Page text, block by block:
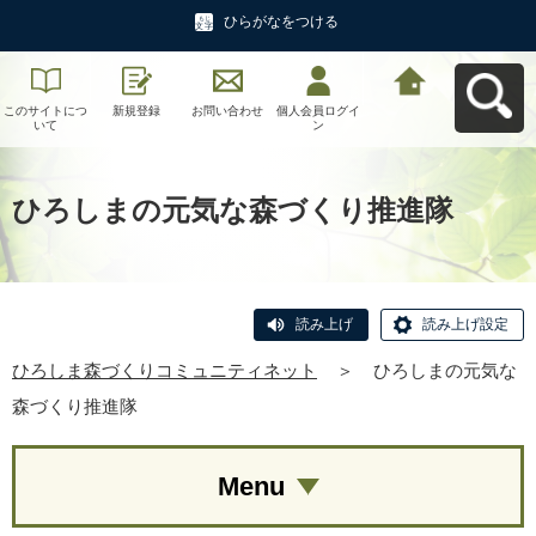
ひらがなをつける
このサイトにつ
いて
新規登録 お問い合わせ
個人会員ログイ
ン
ひろしまの元気な森づくり推進隊
読み上げ 読み上げ設定
ひろしま森づくりコミュニティネット ＞
ひろしまの元気な
森づくり推進隊
Menu